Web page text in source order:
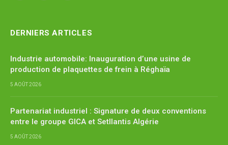
DERNIERS ARTICLES
Industrie automobile: Inauguration d’une usine de
production de plaquettes de frein à Réghaïa
5 AOÛT 2026
Partenariat industriel : Signature de deux conventions
entre le groupe GICA et Setllantis Algérie
5 AOÛT 2026